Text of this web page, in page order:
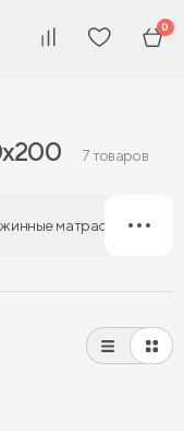
0
7 товаров
матрасы